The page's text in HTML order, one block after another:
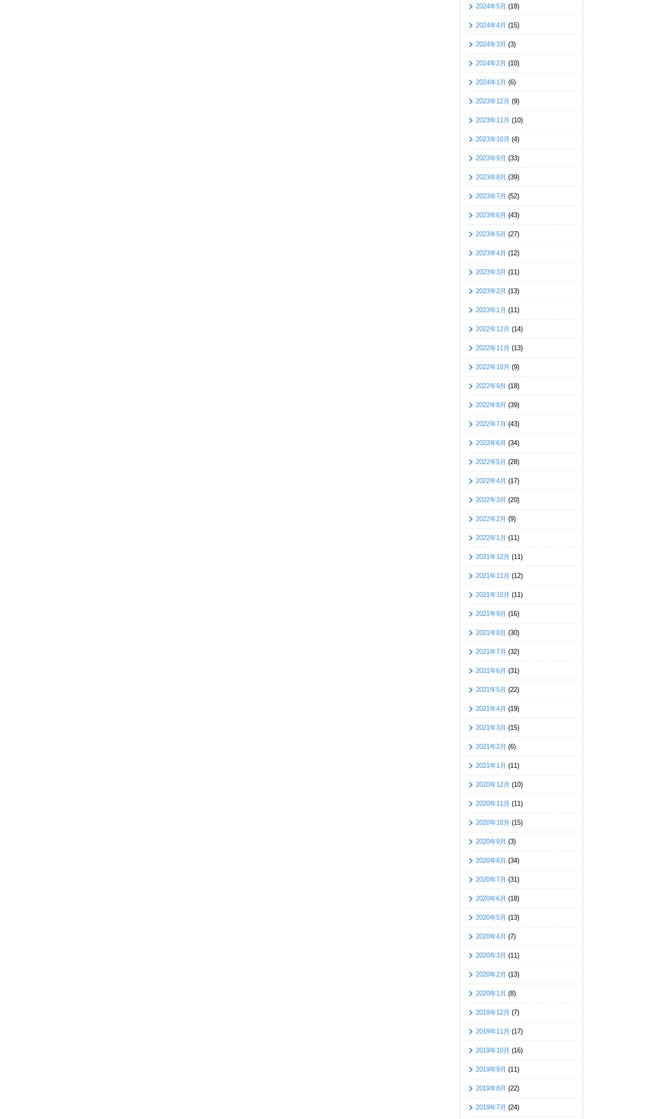
2024年5月 (18)
2024年4月 (15)
2024年3月 (3)
2024年2月 (10)
2024年1月 (6)
2023年12月 (9)
2023年11月 (10)
2023年10月 (4)
2023年9月 (33)
2023年8月 (39)
2023年7月 (52)
2023年6月 (43)
2023年5月 (27)
2023年4月 (12)
2023年3月 (11)
2023年2月 (13)
2023年1月 (11)
2022年12月 (14)
2022年11月 (13)
2022年10月 (9)
2022年9月 (18)
2022年8月 (39)
2022年7月 (43)
2022年6月 (34)
2022年5月 (28)
2022年4月 (17)
2022年3月 (20)
2022年2月 (9)
2022年1月 (11)
2021年12月 (11)
2021年11月 (12)
2021年10月 (11)
2021年9月 (16)
2021年8月 (30)
2021年7月 (32)
2021年6月 (31)
2021年5月 (22)
2021年4月 (19)
2021年3月 (15)
2021年2月 (6)
2021年1月 (11)
2020年12月 (10)
2020年11月 (11)
2020年10月 (15)
2020年9月 (3)
2020年8月 (34)
2020年7月 (31)
2020年6月 (18)
2020年5月 (13)
2020年4月 (7)
2020年3月 (11)
2020年2月 (13)
2020年1月 (8)
2019年12月 (7)
2019年11月 (17)
2019年10月 (16)
2019年9月 (11)
2019年8月 (22)
2019年7月 (24)